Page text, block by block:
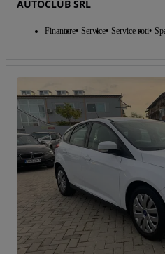
AUTOCLUB SRL
Finantare Service Service roti